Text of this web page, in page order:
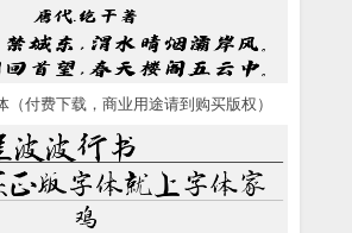
（付费下载，商业用途请到购买版权）